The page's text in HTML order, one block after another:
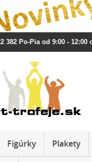
382 Po-Pia od 9:00 - 12:00
Figúrky Plakety